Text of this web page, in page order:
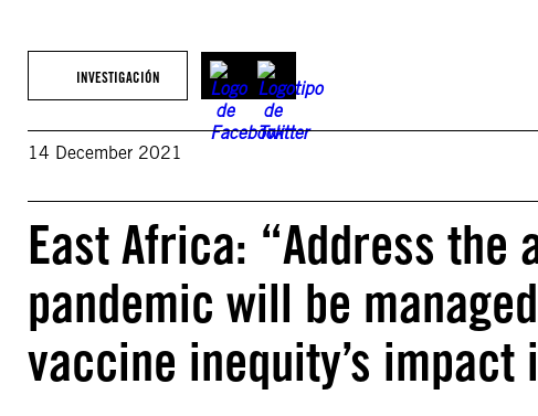
INVESTIGACIÓN
14 December 2021
East Africa: “Address the
pandemic will be
vaccine inequity’s impact